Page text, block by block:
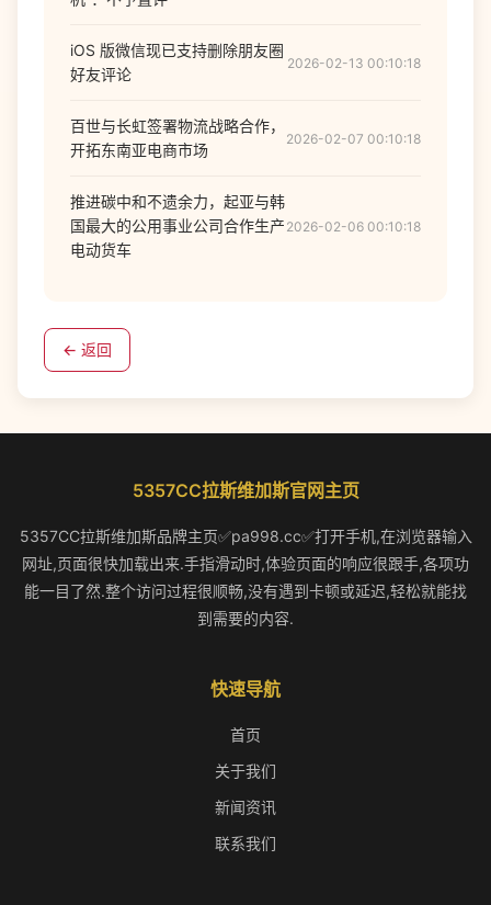
iOS 版微信现已支持删除朋友圈
好友评论
2026-02-13 00:10:18
百世与长虹签署物流战略合作，
开拓东南亚电商市场
2026-02-07 00:10:18
推进碳中和不遗余力，起亚与韩
国最大的公用事业公司合作生产
电动货车
2026-02-06 00:10:18
← 返回
5357CC拉斯维加斯官网主页
5357CC拉斯维加斯品牌主页✅pa998.cc✅打开手机,在浏览器输入
网址,页面很快加载出来.手指滑动时,体验页面的响应很跟手,各项功
能一目了然.整个访问过程很顺畅,没有遇到卡顿或延迟,轻松就能找
到需要的内容.
快速导航
首页
关于我们
新闻资讯
联系我们